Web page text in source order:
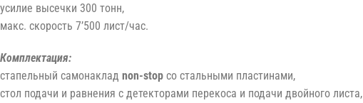
усилие высечки 300 тонн,
макс. скорость 7’500 лист/час.
Комплектация:
стапельный самонаклад non-stop со стальными пластинами,
стол подачи и равнения с детекторами перекоса и подачи двойного листа,